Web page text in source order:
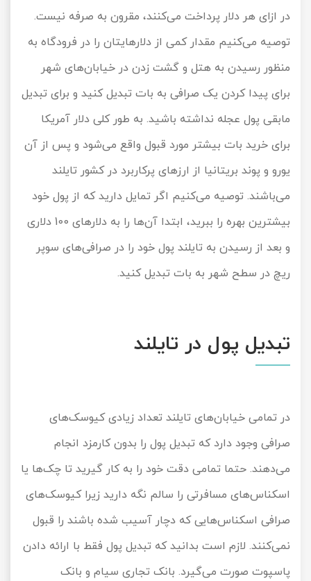
در ازای هر دلار پرداخت می‌کنند، مقرون به صرفه نیست.
توصیه می‌کنیم مقدار کمی از دلارهایتان را در فرودگاه به
منظور رسیدن به هتل و گشت زدن در خیابان‌های شهر
برای پیدا کردن یک صرافی به بات تبدیل کنید و برای تبدیل
مابقی پول عجله نداشته باشید. به طور کلی دلار آمریکا
برای خرید بات بیشتر مورد قبول واقع می‌شود و پس از آن
یورو و پوند بریتانیا از ارزهای پرکاربرد در کشور تایلند
می‌باشند. توصیه می‌کنیم اگر تمایل دارید که از پول خود
بیشترین بهره را ببرید، ابتدا آن‌ها را به دلارهای 100 دلاری
و بعد از رسیدن به تایلند پول خود را در صرافی‌های سوپر
ریچ در سطح شهر به بات تبدیل کنید.
تبدیل پول در تایلند
در تمامی خیابان‌های تایلند تعداد زیادی کیوسک‌های
صرافی وجود دارد که تبدیل پول را بدون کارمزد انجام
می‌دهند. حتما تمامی دقت خود را به کار گیرید تا چک‌ها یا
اسکناس‌های مسافرتی را سالم نگه‌ دارید زیرا کیوسک‌های
صرافی اسکناس‌هایی که دچار آسیب شده باشند را قبول
نمی‌کنند. لازم است بدانید که تبدیل پول فقط با ارائه دادن
پاسپوت صورت می‌گیرد. بانک تجاری سیام و بانک